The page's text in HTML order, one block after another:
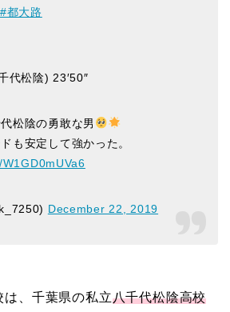
#都大路
代松陰) 23′50″
松陰の勇敢な男
も安定して強かった。
December 22, 2019
、千葉県の私立八千代松陰高校